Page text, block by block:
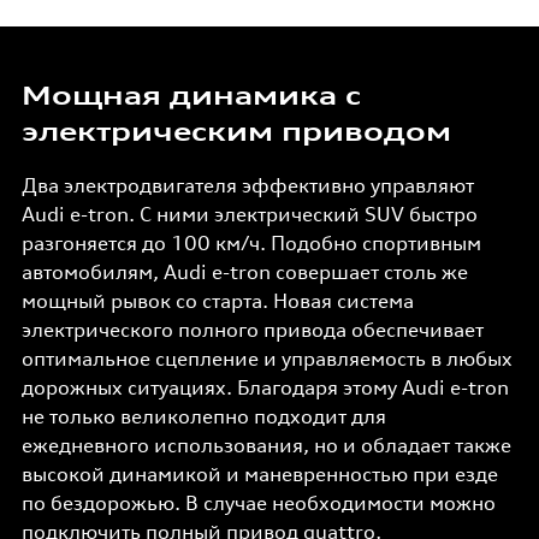
Мощная динамика с
электрическим приводом
Два электродвигателя эффективно управляют
Audi e-tron. С ними электрический SUV быстро
разгоняется до 100 км/ч. Подобно спортивным
автомобилям, Audi e-tron совершает столь же
мощный рывок со старта. Новая система
электрического полного привода обеспечивает
оптимальное сцепление и управляемость в любых
дорожных ситуациях. Благодаря этому Audi e-tron
не только великолепно подходит для
ежедневного использования, но и обладает также
высокой динамикой и маневренностью при езде
по бездорожью. В случае необходимости можно
подключить полный привод quattro,